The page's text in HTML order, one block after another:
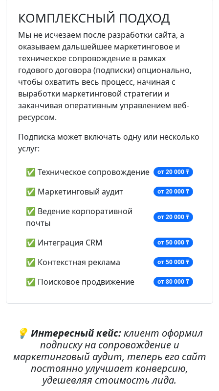
КОМПЛЕКСНЫЙ ПОДХОД
Мы не исчезаем после разработки сайта, а
оказываем дальшейшее маркетинговое и
техническое сопровождение в рамках
годового договора (подписки) опционально,
чтобы охватить весь процесс, начиная с
выработки маркетинговой стратегии и
заканчивая оперативным управлением веб-
ресурсом.
Подписка может включать одну или несколько
услуг:
✅ Техническое сопровождение от 20 000 ₸
✅ Маркетинговый аудит от 20 000 ₸
✅ Ведение корпоративной
почты
от 20 000 ₸
✅ Интеграция CRM от 50 000 ₸
✅ Контекстная реклама от 50 000 ₸
✅ Поисковое продвижение от 80 000 ₸
💡 Интересный кейс:клиент оформил
подписку на сопровождение и
маркетинговый аудит, теперь его сайт
постоянно улучшает конверсию,
удешевляя стоимость лида.